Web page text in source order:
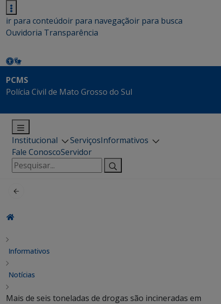
ir para conteúdoir para navegaçãoir para busca
Ouvidoria Transparência
PCMS
Polícia Civil de Mato Grosso do Sul
Institucional ServiçosInformativos
Fale ConoscoServidor
Pesquisar
por:
Informativos
Notícias
Mais de seis toneladas de drogas são incineradas em